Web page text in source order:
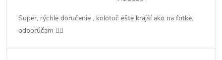
Super, rýchle doručenie , kolotoč ešte krajší ako na fotke,
odporúčam 👍🏻